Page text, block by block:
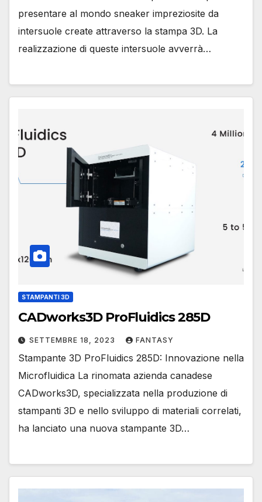
presentare al mondo sneaker impreziosite da
intersuole create attraverso la stampa 3D. La
realizzazione di queste intersuole avverrà…
STAMPANTI 3D
CADworks3D ProFluidics 285D
SETTEMBRE 18, 2023 FANTASY
Stampante 3D ProFluidics 285D: Innovazione nella
Microfluidica La rinomata azienda canadese
CADworks3D, specializzata nella produzione di
stampanti 3D e nello sviluppo di materiali correlati,
ha lanciato una nuova stampante 3D…